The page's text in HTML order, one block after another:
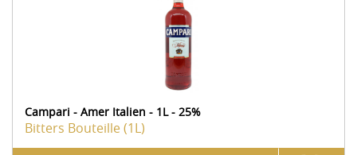
Campari - Amer Italien - 1L - 25%
Bitters Bouteille (1L)